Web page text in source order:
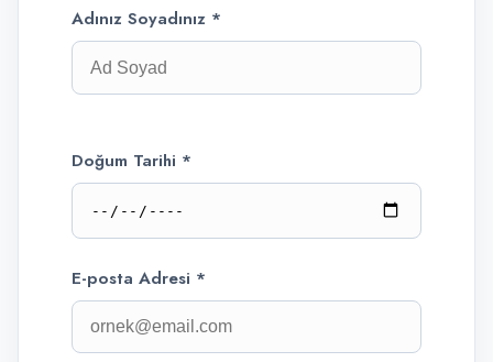
Adınız Soyadınız *
Doğum Tarihi *
E-posta Adresi *